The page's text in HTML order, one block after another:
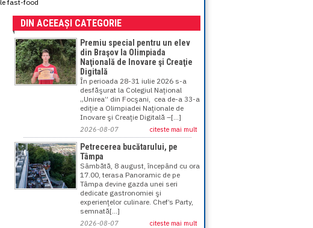
fast-food
DIN ACEEAȘI CATEGORIE
Premiu special pentru un elev
din Braşov la Olimpiada
Naţională de Inovare şi Creaţie
Digitală
În perioada 28-31 iulie 2026 s-a
desfăşurat la Colegiul Naţional
„Unirea” din Focşani, cea de-a 33-a
ediţie a Olimpiadei Naţionale de
Inovare şi Creaţie Digitală –[...]
2026-08-07 citeste mai mult
Petrecerea bucătarului, pe
Tâmpa
Sâmbătă, 8 august, începând cu ora
17.00, terasa Panoramic de pe
Tâmpa devine gazda unei seri
dedicate gastronomiei şi
experienţelor culinare. Chef’s Party,
semnată[...]
2026-08-07 citeste mai mult